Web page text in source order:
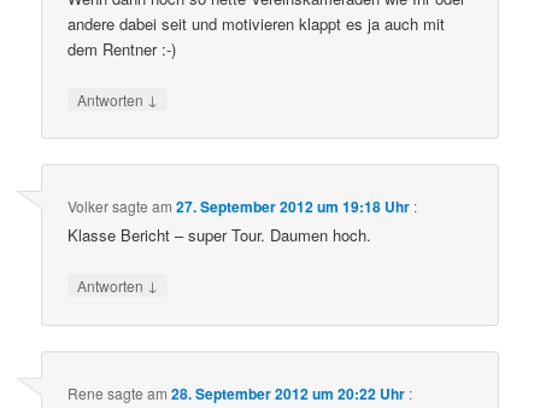
andere dabei seit und motivieren klappt es ja auch mit
dem Rentner :-)
Antworten ↓
Volkersagte am27. September 2012 um 19:18 Uhr :
Klasse Bericht – super Tour. Daumen hoch.
Antworten ↓
Rene sagte am28. September 2012 um 20:22 Uhr :